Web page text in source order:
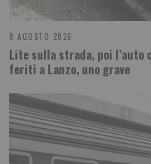
8 AGOSTO 2026
Lite sulla strada, poi
feriti a Lanzo, uno grave